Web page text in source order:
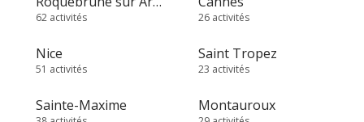
62 activités 26 activités
Nice
51 activités
Saint Tropez
23 activités
Sainte-Maxime Montauroux